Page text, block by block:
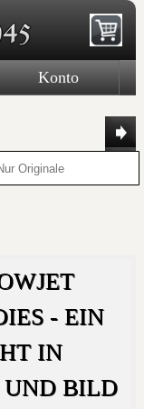
Konto
- EIN
IN
UND BILD